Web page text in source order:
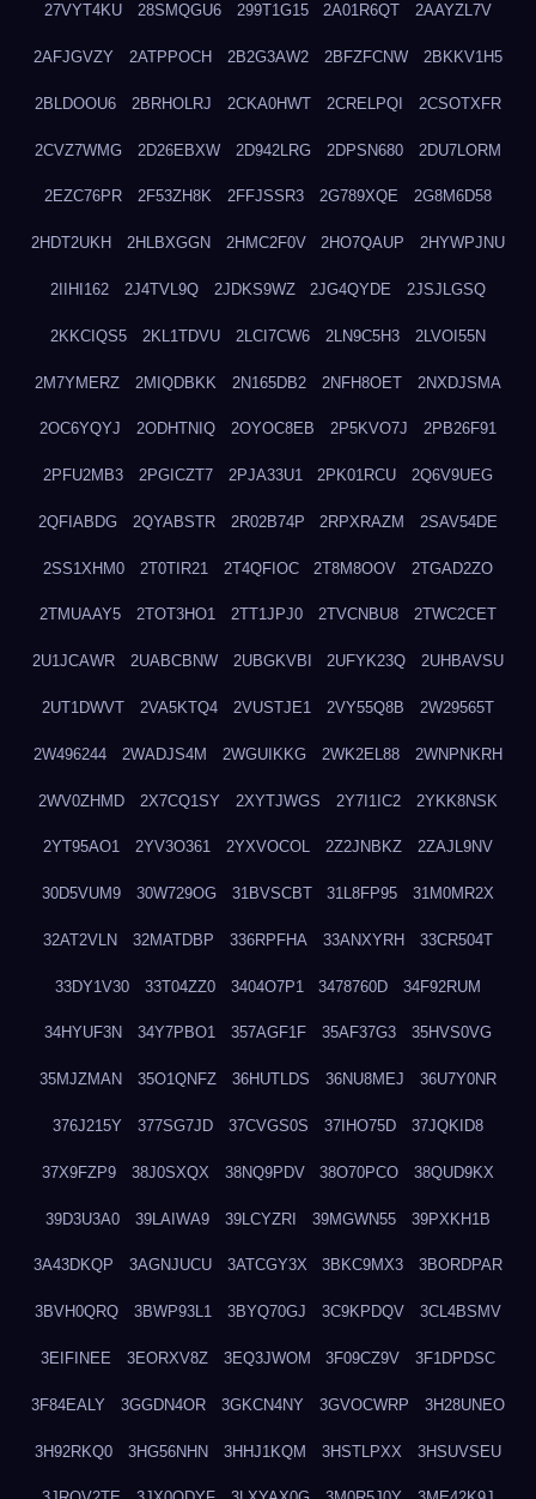
27VYT4KU 28SMQGU6 299T1G15 2A01R6QT 2AAYZL7V
2AFJGVZY 2ATPPOCH 2B2G3AW2 2BFZFCNW 2BKKV1H5
2BLDOOU6 2BRHOLRJ 2CKA0HWT 2CRELPQI 2CSOTXFR
2CVZ7WMG 2D26EBXW 2D942LRG 2DPSN680 2DU7LORM
2EZC76PR 2F53ZH8K 2FFJSSR3 2G789XQE 2G8M6D58
2HDT2UKH 2HLBXGGN 2HMC2F0V 2HO7QAUP 2HYWPJNU
2IIHI162 2J4TVL9Q 2JDKS9WZ 2JG4QYDE 2JSJLGSQ
2KKCIQS5 2KL1TDVU 2LCI7CW6 2LN9C5H3 2LVOI55N
2M7YMERZ 2MIQDBKK 2N165DB2 2NFH8OET 2NXDJSMA
2OC6YQYJ 2ODHTNIQ 2OYOC8EB 2P5KVO7J 2PB26F91
2PFU2MB3 2PGICZT7 2PJA33U1 2PK01RCU 2Q6V9UEG
2QFIABDG 2QYABSTR 2R02B74P 2RPXRAZM 2SAV54DE
2SS1XHM0 2T0TIR21 2T4QFIOC 2T8M8OOV 2TGAD2ZO
2TMUAAY5 2TOT3HO1 2TT1JPJ0 2TVCNBU8 2TWC2CET
2U1JCAWR 2UABCBNW 2UBGKVBI 2UFYK23Q 2UHBAVSU
2UT1DWVT 2VA5KTQ4 2VUSTJE1 2VY55Q8B 2W29565T
2W496244 2WADJS4M 2WGUIKKG 2WK2EL88 2WNPNKRH
2WV0ZHMD 2X7CQ1SY 2XYTJWGS 2Y7I1IC2 2YKK8NSK
2YT95AO1 2YV3O361 2YXVOCOL 2Z2JNBKZ 2ZAJL9NV
30D5VUM9 30W729OG 31BVSCBT 31L8FP95 31M0MR2X
32AT2VLN 32MATDBP 336RPFHA 33ANXYRH 33CR504T
33DY1V30 33T04ZZ0 3404O7P1 3478760D 34F92RUM
34HYUF3N 34Y7PBO1 357AGF1F 35AF37G3 35HVS0VG
35MJZMAN 35O1QNFZ 36HUTLDS 36NU8MEJ 36U7Y0NR
376J215Y 377SG7JD 37CVGS0S 37IHO75D 37JQKID8
37X9FZP9 38J0SXQX 38NQ9PDV 38O70PCO 38QUD9KX
39D3U3A0 39LAIWA9 39LCYZRI 39MGWN55 39PXKH1B
3A43DKQP 3AGNJUCU 3ATCGY3X 3BKC9MX3 3BORDPAR
3BVH0QRQ 3BWP93L1 3BYQ70GJ 3C9KPDQV 3CL4BSMV
3EIFINEE 3EORXV8Z 3EQ3JWOM 3F09CZ9V 3F1DPDSC
3F84EALY 3GGDN4OR 3GKCN4NY 3GVOCWRP 3H28UNEO
3H92RKQ0 3HG56NHN 3HHJ1KQM 3HSTLPXX 3HSUVSEU